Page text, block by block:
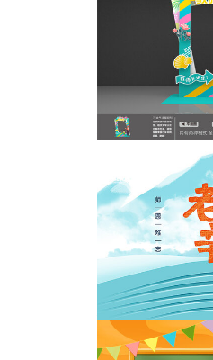
教师节美陈
教师节拍照框